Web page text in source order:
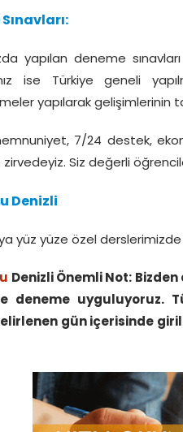
yapılan deneme
ise Türkiye geneli
yapılarak gelişimlerinin
7/24 destek,
zirvedeyiz. Siz değerli
Denizli
yüz yüze özel
Denizli Önemli Not:
deneme uyguluyoruz.
gün içerisinde